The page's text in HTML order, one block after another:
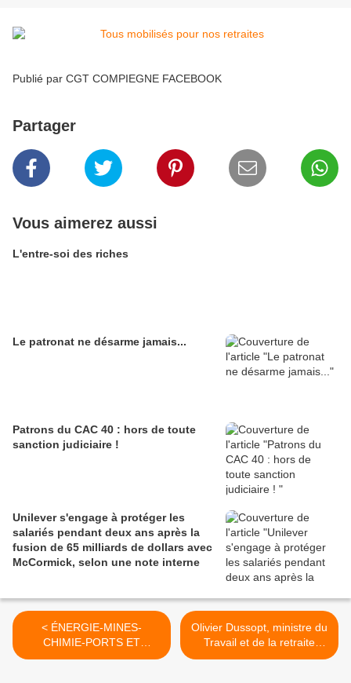
Publié par CGT COMPIEGNE FACEBOOK
Partager
Vous aimerez aussi
L'entre-soi des riches
Le patronat ne désarme jamais...
Patrons du CAC 40 : hors de toute
sanction judiciaire !
Unilever s'engage à protéger les
salariés pendant deux ans après la
fusion de 65 milliards de dollars avec
McCormick, selon une note interne
< ÉNERGIE-MINES-
CHIMIE-PORTS ET
DOCKS-CHEMINOTS : Une
Olivier Dussopt, ministre du
Travail et de la retraite
sauce Macron a "toute la